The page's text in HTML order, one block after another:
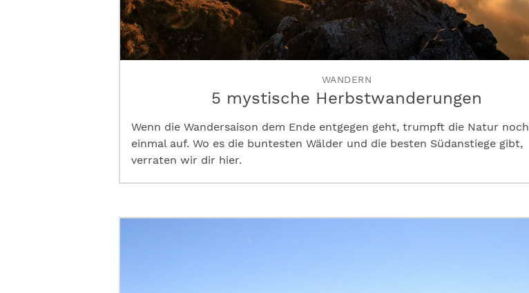
WANDERN
5 mystische Herbstwanderungen
Wenn die Wandersaison dem Ende entgegen geht, trumpft die Natur noch
einmal auf. Wo es die buntesten Wälder und die besten Südanstiege gibt,
verraten wir dir hier.